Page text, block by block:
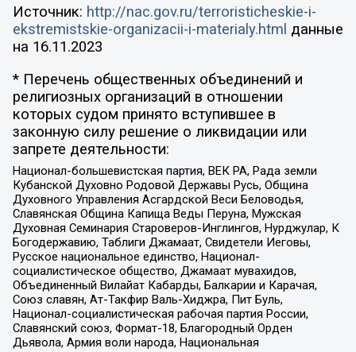
Источник: http://nac.gov.ru/terroristicheskie-i-
ekstremistskie-organizacii-i-materialy.html данные
на 16.11.2023
* Перечень общественных объединений и
религиозных организаций в отношении
которых судом принято вступившее в
законную силу решение о ликвидации или
запрете деятельности:
Национал-большевистская партия, ВЕК РА, Рада земли
Кубанской Духовно Родовой Державы Русь, Община
Духовного Управления Асгардской Веси Беловодья,
Славянская Община Капища Веды Перуна, Мужская
Духовная Семинария Староверов-Инглингов, Нурджулар, К
Богодержавию, Таблиги Джамаат, Свидетели Иеговы,
Русское национальное единство, Национал-
социалистическое общество, Джамаат мувахидов,
Объединенный Вилайат Кабарды, Балкарии и Карачая,
Союз славян, Ат-Такфир Валь-Хиджра, Пит Буль,
Национал-социалистическая рабочая партия России,
Славянский союз, Формат-18, Благородный Орден
Дьявола, Армия воли народа, Национальная